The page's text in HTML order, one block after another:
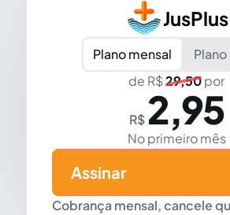
JusPlus
Plano mensal
Plano
de R$29,50por
R$ 2,95
No primeiro mês
Cobrança mensal, cancele
Assinar